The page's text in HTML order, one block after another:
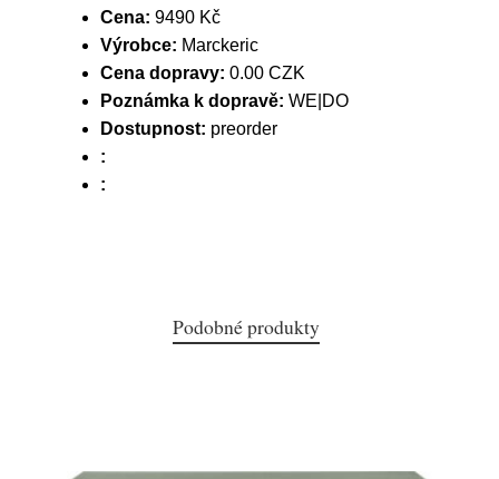
Cena: 9490 Kč
Výrobce: Marckeric
Cena dopravy: 0.00 CZK
Poznámka k dopravě: WE|DO
Dostupnost: preorder
:
:
Podobné produkty